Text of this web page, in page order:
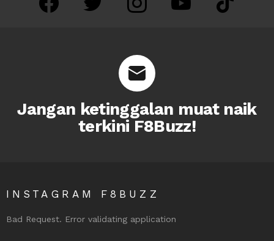
Jangan ketinggalan muat naik
terkini F8Buzz!
INSTAGRAM F8BUZZ
Bad Request. Error validating application